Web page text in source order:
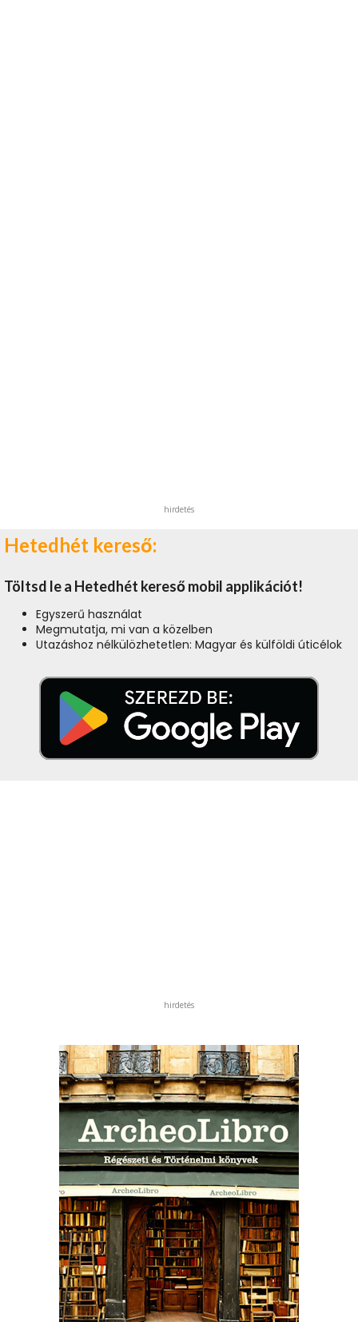
hirdetés
Hetedhét kereső:
Töltsd le a Hetedhét kereső mobil applikációt!
Egyszerű használat
Megmutatja, mi van a közelben
Utazáshoz nélkülözhetetlen: Magyar és külföldi úticélok
hirdetés